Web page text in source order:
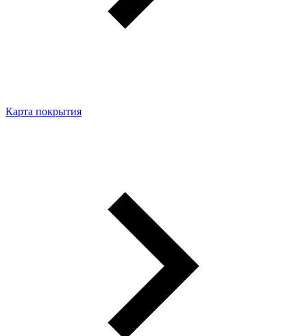
Карта покрытия